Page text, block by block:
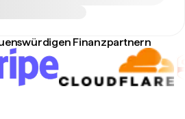
Finanzpartnern